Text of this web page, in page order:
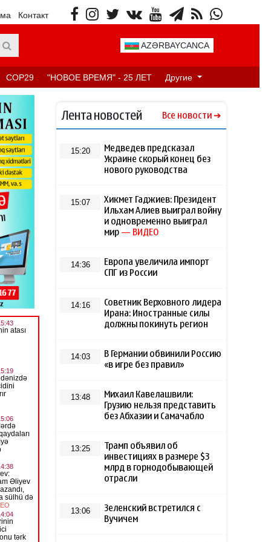
Контакт
AZƏRBAYCANCA
COP29 "НОВОЕ ВРЕМЯ" - 25 ЛЕТ Другие
Лента новостей Все новости
15:20
Медведев предсказал
Украине скорый конец без
нового руководства
15:07
Хикмет Гаджиев: Президент
Ильхам Алиев выиграл войну
и одновременно выиграл
мир — ВИДЕО
14:36
Европа увеличила импорт
СПГ из России
14:16
Советник Верховного лидера
Ирана: Иностранные силы
должны покинуть регион
14:03
В Германии обвинили Россию
«в игре без правил»
13:48
Михаил Кавелашвили:
Грузию нельзя представить
без Абхазии и Самачабло
13:25
Трамп объявил об
инвестициях в размере $3
млрд в горнодобывающей
отрасли
13:06
Зеленский встретился с
Вучичем